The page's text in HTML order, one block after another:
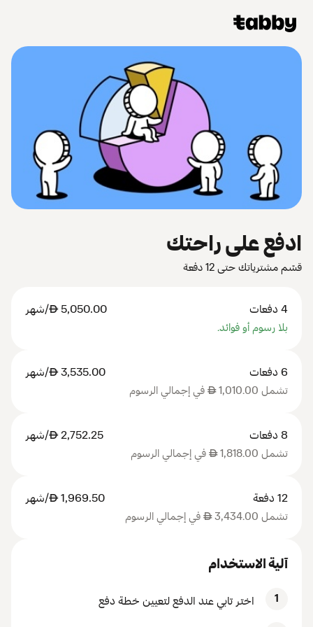
ادفع على راحتك
قسّم مشترياتك حتى 12 دفعة
4 دفعات 5,050.00
AED/شهر
بلا رسوم أو فوائد.
6 دفعات 3,535.00
AED/شهر
تشمل 1,010.00 AED في إجمالي الرسوم
8 دفعات 2,752.25
AED/شهر
تشمل 1,818.00 AED في إجمالي الرسوم
12 دفعة 1,969.50
AED/شهر
تشمل 3,434.00 AED في إجمالي الرسوم
آلية الاستخدام
1 اختر تابي عند الدفع لتعيين خطة دفع